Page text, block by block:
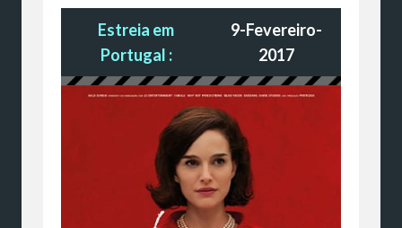
Estreia em
Portugal :
9-Fevereiro-
2017